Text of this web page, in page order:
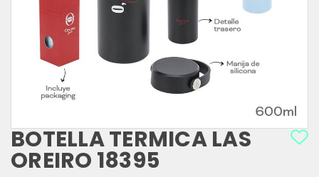
BOTELLA TERMICA LAS
OREIRO 18395